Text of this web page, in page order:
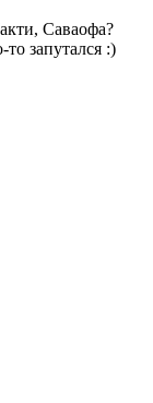
Саваофа?
запутался :)